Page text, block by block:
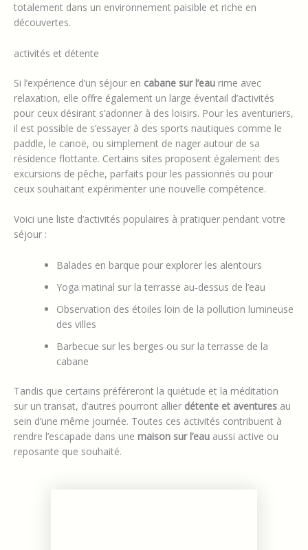
totalement dans un environnement paisible et riche en
découvertes.
activités et détente
Si l’expérience d’un séjour en cabane sur l’eau rime avec
relaxation, elle offre également un large éventail d’activités
pour ceux désirant s’adonner à des loisirs. Pour les aventuriers,
il est possible de s’essayer à des sports nautiques comme le
paddle, le canoë, ou simplement de nager autour de sa
résidence flottante. Certains sites proposent également des
excursions de pêche, parfaits pour les passionnés ou pour
ceux souhaitant expérimenter une nouvelle compétence.
Voici une liste d’activités populaires à pratiquer pendant votre
séjour :
Balades en barque pour explorer les alentours
Yoga matinal sur la terrasse au-dessus de l’eau
Observation des étoiles loin de la pollution lumineuse
des villes
Barbecue sur les berges ou sur la terrasse de la
cabane
Tandis que certains préféreront la quiétude et la méditation
sur un transat, d’autres pourront allier détente et aventures au
sein d’une même journée. Toutes ces activités contribuent à
rendre l’escapade dans une maison sur l’eau aussi active ou
reposante que souhaité.